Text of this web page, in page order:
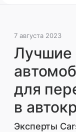
7 августа 2023
Лучшие
для
в
Эксперты